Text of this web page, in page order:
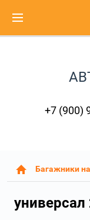
+7 (900)
Багажники
универсал